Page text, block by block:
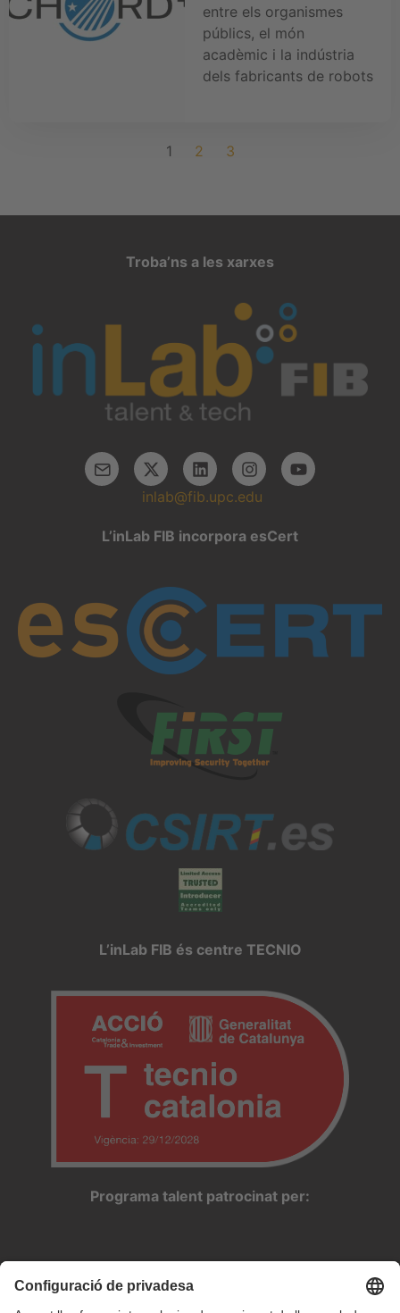
entre els organismes
públics, el món
acadèmic i la indústria
dels fabricants de robots
1 2 3
Troba’ns a les xarxes
inlab@fib.upc.edu
L’inLab FIB incorpora esCert
L’inLab FIB és centre TECNIO
Programa talent patrocinat per: